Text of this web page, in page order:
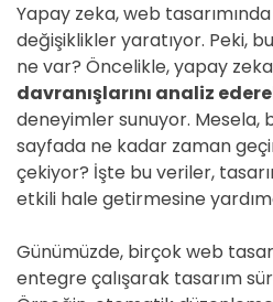
Yapay zeka, web
değişiklikler yaratıyor. Peki,
ne var? Öncelikle, yapay
davranışlarını analiz
deneyimler sunuyor. Mesela,
sayfada ne kadar zaman
çekiyor? İşte bu veriler,
etkili hale getirmesine
Günümüzde, birçok web
entegre çalışarak tasarım